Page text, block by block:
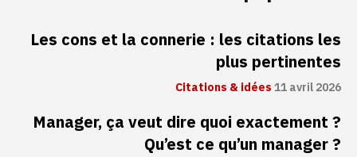
Les cons et la connerie : les citations les
plus pertinentes
Citations & idées11 avril 2026
Manager, ça veut dire quoi exactement ?
Qu’est ce qu’un manager ?